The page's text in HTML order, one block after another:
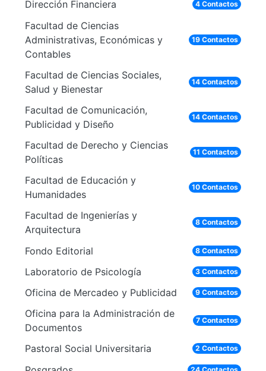
Dirección Financiera 4 Contactos
Facultad de Ciencias
Administrativas, Económicas y
Contables
19 Contactos
Facultad de Ciencias Sociales,
Salud y Bienestar
14 Contactos
Facultad de Comunicación,
Publicidad y Diseño
14 Contactos
Facultad de Derecho y Ciencias
Políticas
11 Contactos
Facultad de Educación y
Humanidades
10 Contactos
Facultad de Ingenierías y
Arquitectura
8 Contactos
Fondo Editorial 8 Contactos
Laboratorio de Psicología 3 Contactos
Oficina de Mercadeo y Publicidad 9 Contactos
Oficina para la Administración de
Documentos
7 Contactos
Pastoral Social Universitaria 2 Contactos